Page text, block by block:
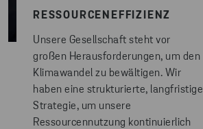
RESSOURCENEFFIZIENZ
Unsere Gesellschaft steht vor
großen Herausforderungen, um den
Klimawandel zu bewältigen. Wir
haben eine strukturierte, langfristige
Strategie, um unsere
Ressourcennutzung kontinuierlich